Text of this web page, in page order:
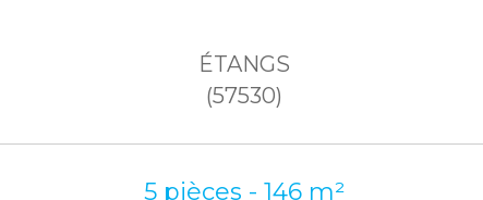
ÉTANGS
(57530)
5 pièces - 146 m²